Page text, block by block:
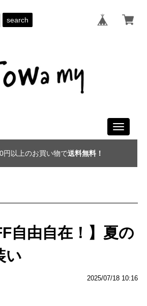
search
Toggle
円以上のお買い物で送料無料！
自由自在！】夏の
い
2025/07/18 10:16